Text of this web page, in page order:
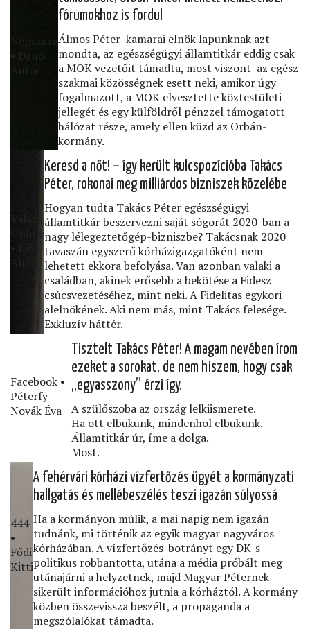
Népszava
• Danó
Anna
fórumokhoz is fordul
Álmos Péter kamarai elnök lapunknak azt
mondta, az egészségügyi államtitkár eddig csak
a MOK vezetőit támadta, most viszont az egész
szakmai közösségnek esett neki, amikor úgy
fogalmazott, a MOK elvesztette köztestületi
jellegét és egy külföldről pénzzel támogatott
hálózat része, amely ellen küzd az Orbán-
kormány.
Válasz
Online
• Élő
Anita
Keresd a nőt! – így került kulcspozícióba Takács
Péter, rokonai meg milliárdos bizniszek közelébe
Hogyan tudta Takács Péter egészségügyi
államtitkár beszervezni saját sógorát 2020-ban a
nagy lélegeztetőgép-bizniszbe? Takácsnak 2020
tavaszán egyszerű kórházigazgatóként nem
lehetett ekkora befolyása. Van azonban valaki a
családban, akinek erősebb a bekötése a Fidesz
csúcsvezetéséhez, mint neki. A Fidelitas egykori
alelnökének. Aki nem más, mint Takács felesége.
Exkluzív háttér.
Facebook •
Péterfy-
Novák Éva
Tisztelt Takács Péter! A magam nevében írom
ezeket a sorokat, de nem hiszem, hogy csak
„egyasszony” érzi így.
A szülőszoba az ország lelkiismerete.
Ha ott elbukunk, mindenhol elbukunk.
Államtitkár úr, íme a dolga.
Most.
444
•
Fődi
Kitti
A fehérvári kórházi vízfertőzés ügyét a kormányzati
hallgatás és mellébeszélés teszi igazán súlyossá
Ha a kormányon múlik, a mai napig nem igazán
tudnánk, mi történik az egyik magyar nagyváros
kórházában. A vízfertőzés-botrányt egy DK-s
politikus robbantotta, utána a média próbált meg
utánajárni a helyzetnek, majd Magyar Péternek
sikerült információhoz jutnia a kórháztól. A kormány
közben összevissza beszélt, a propaganda a
megszólalókat támadta.